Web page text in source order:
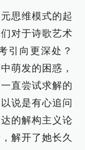
思维模式的起
对于诗歌艺术
引向更深处？
萌发的困惑，
直尝试求解的
说是有心追问
的解构主义论
解开了她长久